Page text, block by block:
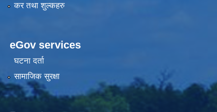
कर तथा शुल्कहरु
eGov services
घटना दर्ता
सामाजिक सुरक्षा